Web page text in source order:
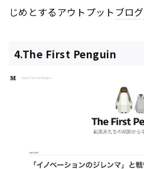
じめとするアウトプット ブログ
4.The First Penguin